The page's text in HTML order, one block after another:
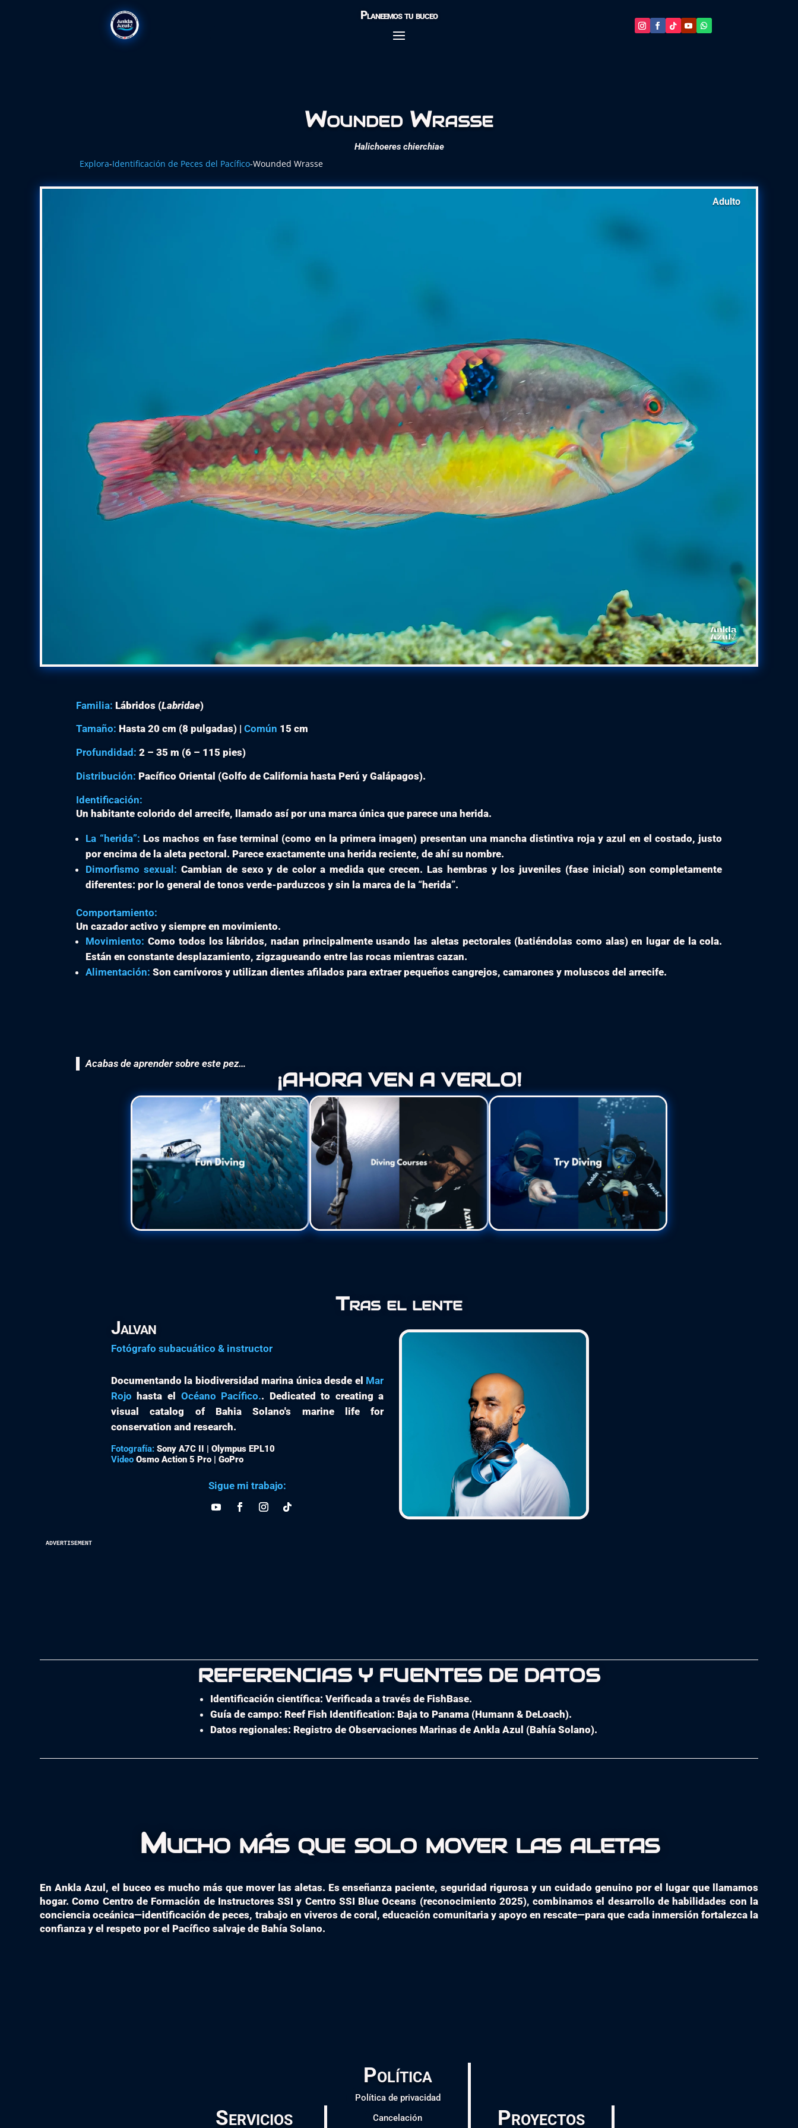
Planeemos tu buceo
Wounded Wrasse
Halichoeres chierchiae
Explora-Identificación de Peces del Pacífico-Wounded Wrasse
Adulto
Familia: Lábridos (Labridae)
Tamaño: Hasta 20 cm (8 pulgadas) | Común 15 cm
Profundidad: 2 – 35 m (6 – 115 pies)
Distribución: Pacífico Oriental (Golfo de California hasta Perú y Galápagos).
Identificación:
Un habitante colorido del arrecife, llamado así por una marca única que parece una herida.
La “herida”: Los machos en fase terminal (como en la primera imagen) presentan una mancha distintiva roja y azul en el costado, justo
por encima de la aleta pectoral. Parece exactamente una herida reciente, de ahí su nombre.
Dimorfismo sexual: Cambian de sexo y de color a medida que crecen. Las hembras y los juveniles (fase inicial) son completamente
diferentes: por lo general de tonos verde-parduzcos y sin la marca de la “herida”.
Comportamiento:
Un cazador activo y siempre en movimiento.
Movimiento: Como todos los lábridos, nadan principalmente usando las aletas pectorales (batiéndolas como alas) en lugar de la cola.
Están en constante desplazamiento, zigzagueando entre las rocas mientras cazan.
Alimentación: Son carnívoros y utilizan dientes afilados para extraer pequeños cangrejos, camarones y moluscos del arrecife.
Acabas de aprender sobre este pez…
¡AHORA VEN A VERLO!
Tras el lente
Jalvan
Fotógrafo subacuático & instructor
Documentando la biodiversidad marina única desde el Mar
Rojo hasta el Océano Pacífico.. Dedicated to creating a
visual catalog of Bahia Solano's marine life for
conservation and research.
Fotografía:Sony A7C II | Olympus EPL10
VideoOsmo Action 5 Pro | GoPro
Sigue mi trabajo:
advertisement
REFERENCIAS Y FUENTES DE DATOS
Identificación científica: Verificada a través de FishBase.
Guía de campo: Reef Fish Identification: Baja to Panama (Humann & DeLoach).
Datos regionales: Registro de Observaciones Marinas de Ankla Azul (Bahía Solano).
Mucho más que solo mover las aletas
En Ankla Azul, el buceo es mucho más que mover las aletas. Es enseñanza paciente, seguridad rigurosa y un cuidado genuino por el lugar que llamamos
hogar. Como Centro de Formación de Instructores SSI y Centro SSI Blue Oceans (reconocimiento 2025), combinamos el desarrollo de habilidades con la
conciencia oceánica—identificación de peces, trabajo en viveros de coral, educación comunitaria y apoyo en rescate—para que cada inmersión fortalezca la
confianza y el respeto por el Pacífico salvaje de Bahía Solano.
Servicios
Política
Política de privacidad
Cancelación
Proyectos